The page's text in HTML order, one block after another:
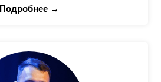
Подробнее →